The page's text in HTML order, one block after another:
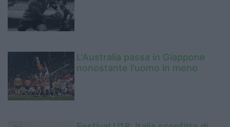
L'Australia passa in Giappone
nonostante l'uomo in meno